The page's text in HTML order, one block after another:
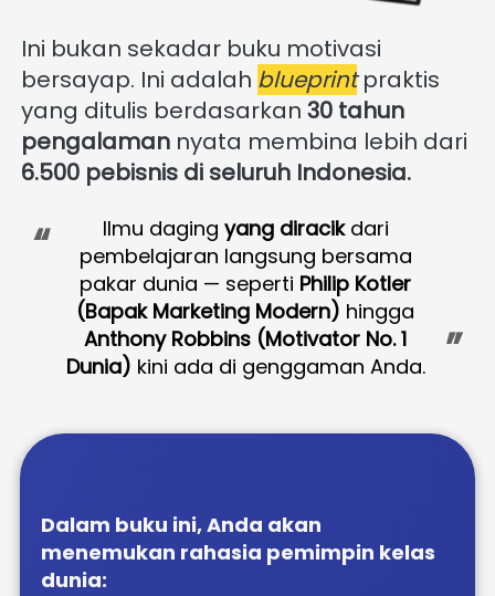
Ini bukan sekadar buku motivasi
bersayap. Ini adalah blueprint praktis
yang ditulis berdasarkan 30 tahun
pengalaman
6.500 pebisnis di seluruh Indonesia.
“ Ilmu daging yang diracik dari
pembelajaran langsung bersama
pakar dunia — seperti Philip Kotler
(Bapak Marketing Modern)
Anthony Robbins (Motivator No. 1
Dunia) kini ada di genggaman Anda. ”
Dalam buku ini, Anda akan
menemukan rahasia pemimpin kelas
dunia: